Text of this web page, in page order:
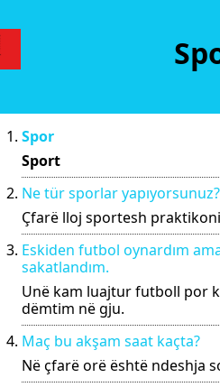
Spor
Sport
Ne tür sporlar yapıyorsunuz?
Çfarë lloj sportesh
Eskiden futbol oynardım
sakatlandım.
Unë kam luajtur futboll por
dëmtim në gju.
Maç bu akşam saat kaçta?
Në çfarë orë është ndeshja